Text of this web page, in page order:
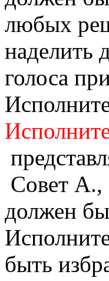
любых
наделить
голоса
Совет А.,
должен
быть